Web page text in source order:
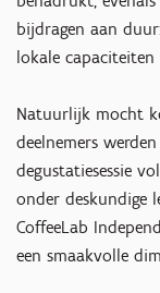
bijdragen aan
lokale capaciteiten
Natuurlijk mocht
deelnemers
degustatiesessie
onder deskundige
CoffeeLab
een smaakvolle